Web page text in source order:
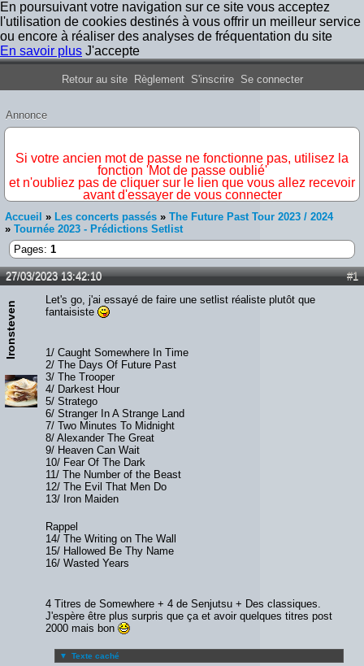
En poursuivant votre navigation sur ce site vous acceptez
l'utilisation de cookies destinés à vous offrir un meilleur service
ou encore à réaliser des analyses de fréquentation du site
En savoir plus J'accepte
Forum Iron Maiden France
Retour au site Règlement S'inscrire Se connecter
Annonce
Si votre ancien mot de passe ne fonctionne pas, utilisez la
fonction 'Mot de passe oublié'
et n'oubliez pas de cliquer sur le lien que vous allez recevoir
avant d'essayer de vous connecter
Accueil » Les concerts passés » The Future Past Tour 2023 / 2024
» Tournée 2023 - Prédictions Setlist
Pages: 1
#1
27/03/2023 13:42:10
Ironsteven
Let's go, j'ai essayé de faire une setlist réaliste plutôt que
fantaisiste
1/ Caught Somewhere In Time
2/ The Days Of Future Past
3/ The Trooper
4/ Darkest Hour
5/ Stratego
6/ Stranger In A Strange Land
7/ Two Minutes To Midnight
8/ Alexander The Great
9/ Heaven Can Wait
10/ Fear Of The Dark
11/ The Number of the Beast
12/ The Evil That Men Do
13/ Iron Maiden
Rappel
14/ The Writing on The Wall
15/ Hallowed Be Thy Name
16/ Wasted Years
4 Titres de Somewhere + 4 de Senjutsu + Des classiques.
J'espère être plus surpris que ça et avoir quelques titres post
2000 mais bon
▼ Texte caché